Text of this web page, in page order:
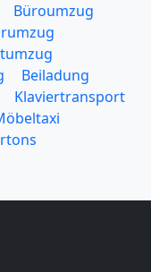
Büroumzug
Beiladung
Klaviertransport